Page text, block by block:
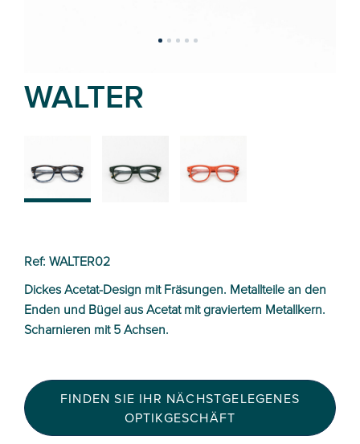
WALTER
Ref: WALTER02
Dickes Acetat-Design mit Fräsungen. Metallteile an den
Enden und Bügel aus Acetat mit graviertem Metallkern.
Scharnieren mit 5 Achsen.
FINDEN SIE IHR NÄCHSTGELEGENES
OPTIKGESCHÄFT